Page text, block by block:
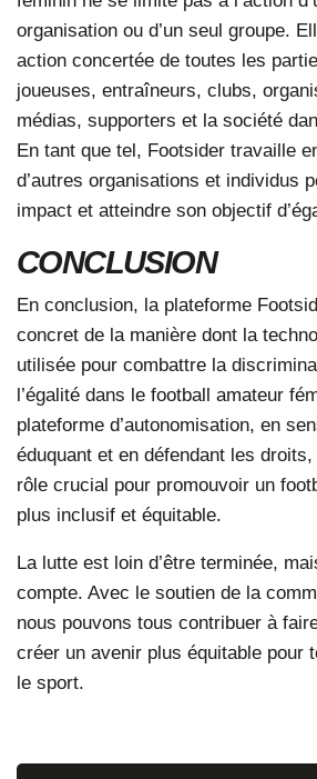
organisation ou d’un seul groupe.
action concertée de toutes les
joueuses, entraîneurs, clubs,
médias, supporters et la société
En tant que tel, Footsider travaille
d’autres organisations et individus
impact et atteindre son objectif
CONCLUSION
En conclusion, la plateforme
concret de la manière dont la
utilisée pour combattre la
l’égalité dans le football amateur
plateforme d’autonomisation, en
éduquant et en défendant les droits,
rôle crucial pour promouvoir un
plus inclusif et équitable.
La lutte est loin d’être terminée,
compte. Avec le soutien de la
nous pouvons tous contribuer à
créer un avenir plus équitable pour
le sport.